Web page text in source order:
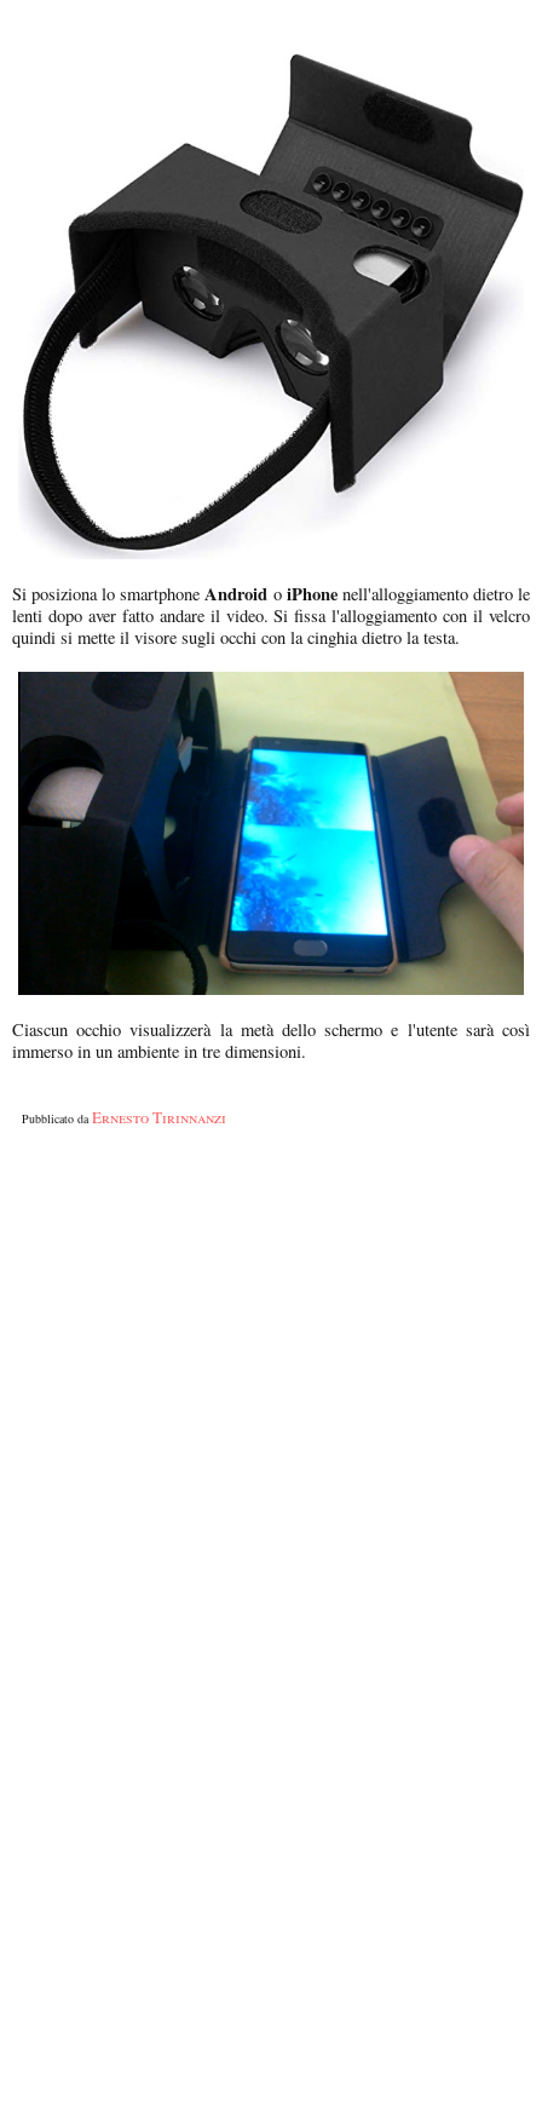
Si posiziona lo smartphone Android o iPhonenell'alloggiamento dietro le
lenti dopo aver fatto andare il video. Si fissa l'alloggiamento con il velcro
quindi si mette il visore sugli occhi con la cinghia dietro la testa.
Ciascun occhio visualizzerà la metà dello schermo e l'utente sarà così
immerso in un ambiente in tre dimensioni.
Pubblicato daErnesto Tirinnanzi